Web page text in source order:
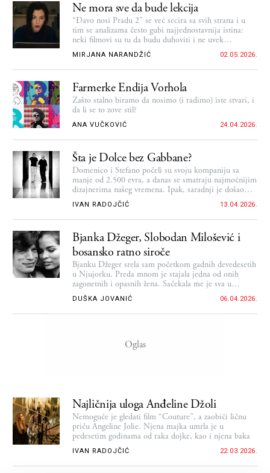
Ne mora sve da bude lekcija
“Đavo nosi Pradu 2” se već secira sa svih strana i u
tim se analizama često gubi najjednostavnija istina:
neki filmovi su tu da budu duhoviti i ne uvek
najkorektniji
MIRJANA NARANDŽIĆ 02.05.2026.
Farmerke Endija Vorhola
Zašto stalno biramo da nosimo (i radimo) iste stvari, i
da li se to zove stil?
ANA VUČKOVIĆ 24.04.2026.
Šta je Dolce bez Gabbane?
Domenico i Stefano počeli su svoju kompaniju sa
manje od 2.500 evra, a danas se smatraju najmoćnijim
dizajnerima našeg vremena. Ipak, saradnji je došao
kraj…
IVAN RADOJČIĆ 13.04.2026.
Bjanka Džeger, Slobodan Milošević i
bosansko ratno siroče
Bjanku Džeger srela sam početkom gadnih devedesetih
u Njujorku. Preda mnom je stajala jedna od onih
zagonetnih i opasnih žena. Sačekala me je sva u
crnom...
DUŠKA JOVANIĆ 06.04.2026.
Najličnija uloga Anđeline Džoli
Nemoguće je gledati film “Couture”, a zaobići ličnu
priču Angeline Jolie. Njena majka umrla je u
pedesetim godinama od raka dojke, kao i njena baka
IVAN RADOJČIĆ 22.03.2026.